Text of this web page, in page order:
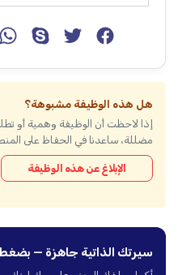
هل هذه الوظيفة مشبوهة؟
إذا لاحظت أن الوظيفة وهمية أو
مضللة، ساعدنا في الحفاظ على
الإبلاغ عن هذه الوظيفة
سيرتك الذاتية جاهزة —